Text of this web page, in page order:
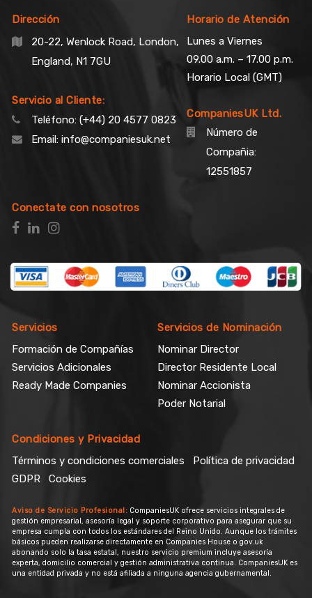
Dirección
Horario de Atención
20-22, Wenlock Road, London,
England, N1 7GU
Servicio al Cliente:
Teléfono: (+44) 20 4577 0823
Email: info@companiesuk.net
Lunes a Viernes
09.00 a.m. – 17.00 p.m.
Horario Local (GMT)
CompaniesUK Ltd.
Número de
Compañia:
12551857
Conectate con nosotros
Servicios
Servicios de Nominación
Formación de Compañías
Servicios Adicionales
Ready Made Companies
Nominar Director
Director Residente Local
Nominar Accionista
Poder Notarial
Condiciones y Privacidad
Términos y condiciones comerciales
Política de privacidad
GDPR
Cookies
Aviso de Servicio Profesional: CompaniesUK ofrece servicios integrales de
gestión empresarial, asesoría legal y soporte corporativo para asegurar que su
empresa cumpla con todos los estándares del Reino Unido. Aunque los trámites
básicos pueden realizarse directamente en Companies House o gov.uk
abonando solo la tasa estatal, nuestro servicio premium incluye asesoría
experta, domicilio comercial y gestión administrativa continua. CompaniesUK es
una entidad privada y no está afiliada a ninguna agencia gubernamental.